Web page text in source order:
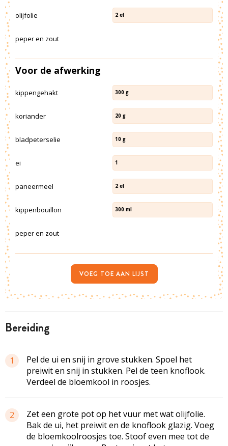
bereiding
1
Pel de ui en snij in grove stukken. Spoel het
preiwit en snij in stukken. Pel de teen knoflook.
Verdeel de bloemkool in roosjes.
2
Zet een grote pot op het vuur met wat olijfolie.
Bak de ui, het preiwit en de knoflook glazig. Voeg
de bloemkoolroosjes toe. Stoof even mee tot de
olijfolie 2 el
peper en zout
Voor de afwerking
kippengehakt 300 g
koriander 20 g
bladpeterselie 10 g
ei 1
paneermeel 2 el
kippenbouillon 300 ml
peper en zout
VOEG TOE AAN LIJST